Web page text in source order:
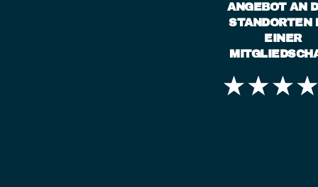
ANGEBOT AN
STANDORTEN
EINER